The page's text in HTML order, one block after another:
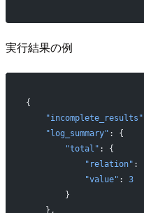
実行結果の例
{
    "incomplete_results"
    "log_summary"
: {
        "total"
: {
            "relation"
:
            "value"
: 3
        }
    },